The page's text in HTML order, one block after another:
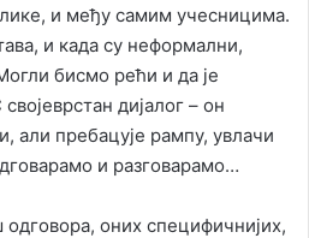
и међу самим учесницима.
и када су неформални,
бисмо рећи и да је
дијалог – он
али пребацује рампу, увлачи
и разговарамо…
оних специфичнијих,